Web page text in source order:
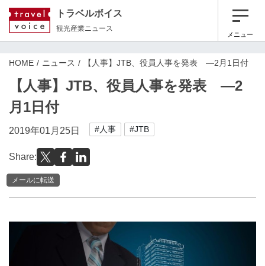
トラベルボイス
観光産業ニュース
メニュー
HOME ニュース 【人事】JTB、役員人事を発表 ―2月1日付
【人事】JTB、役員人事を発表 ―2
月1日付
2019年01月25日 #人事 #JTB
Share:
メールに転送